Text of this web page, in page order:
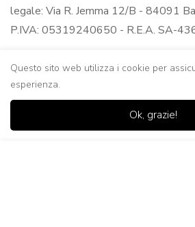
legale: Via R. Jemma 12/B - 84091
P.IVA: 05319240650 - R.E.A. SA-
Questo sito web utilizza i cookie per
esperienza.
Ok, grazie!
Casa Negozio
0
Lista dei